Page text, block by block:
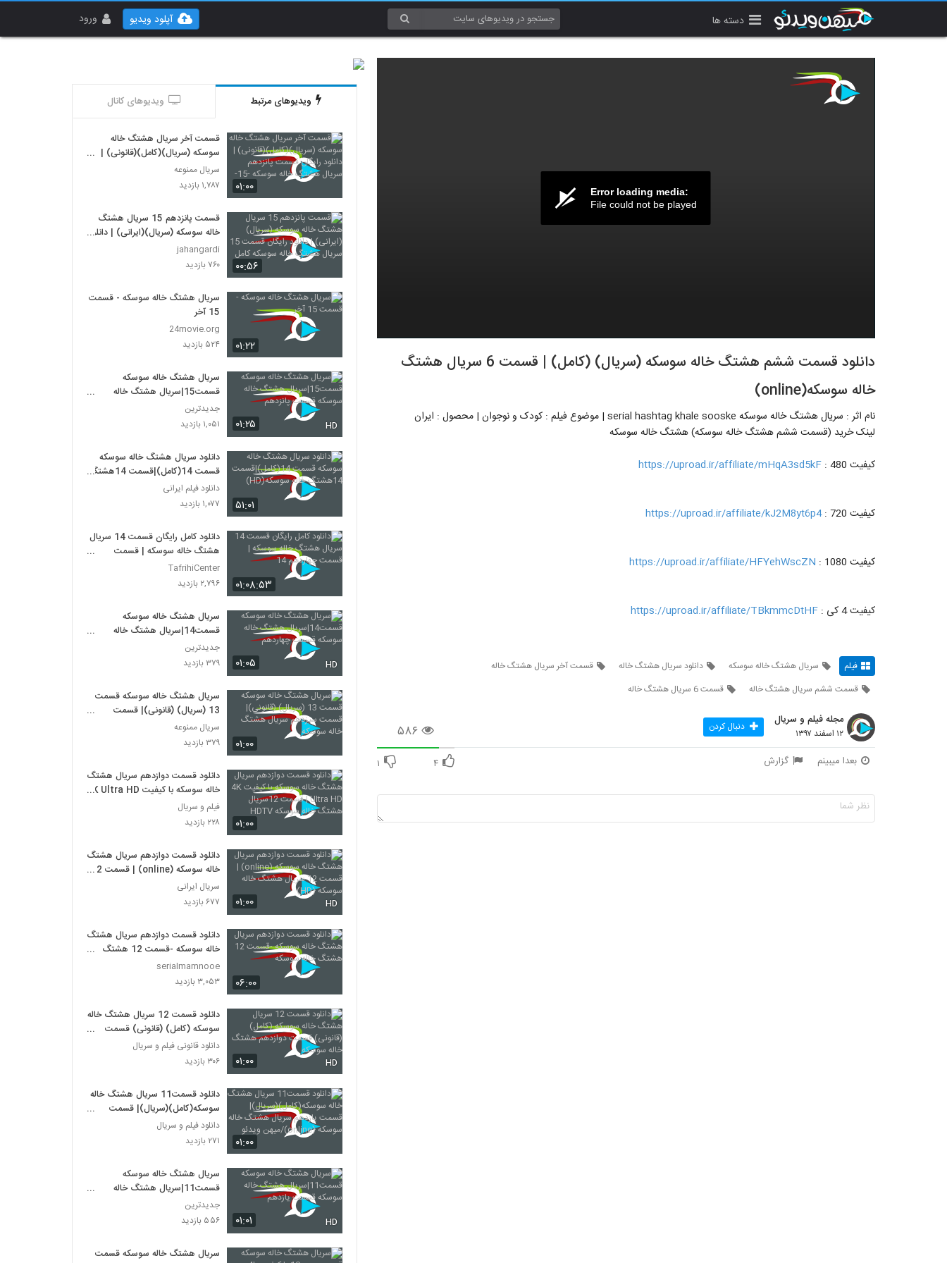
دسته ها ورود آپلود ویدیو
Error loading media:
File could not be played
دانلود قسمت ششم هشتگ خاله سوسکه (سریال) (کامل) | قسمت 6 سریال هشتگ
خاله سوسکه(online)
نام اثر : سریال هشتگ خاله سوسکه serial hashtag khale sooske | موضوع فیلم : کودک و نوجوان | محصول : ایران
لینک خرید (قسمت ششم هشتگ خاله سوسکه) هشتگ خاله سوسکه
کیفیت 480 :
https://uproad.ir/affiliate/mHqA3sd5kF
کیفیت 720 : https://uproad.ir/affiliate/kJ2M8yt6p4
کیفیت 1080 : https://uproad.ir/affiliate/HFYehWscZN
کیفیت 4 کی : https://uproad.ir/affiliate/TBkmmcDtHF
فیلم سریال هشتگ خاله سوسکه دانلود سریال هشتگ خاله
قسمت آخر سریال هشتگ خاله
قسمت ششم سریال هشتگ خاله
قسمت 6 سریال هشتگ خاله
۵۸۶
مجله فیلم و سریال
۱۲ اسفند ۱۳۹۷ دنبال کردن
بعدا میبینم گزارش ۴ ۱
ویدیوهای مرتبط ویدیوهای کانال
۰۱:۰۰
قسمت آخر سریال هشتگ خاله
سوسکه (سریال)(کامل)(قانونی) |
دانلود رایگان قسمت پانزدهم سریال
هشتگ خاله سوسکه -15-
سریال ممنوعه
۱,۷۸۷ بازدید
۰۰:۵۶
قسمت پانزدهم 15 سریال هشتگ
خاله سوسکه (سریال)(ایرانی) | دانلود
خاله سوسکه کامل
jahangardi
۷۶۰ بازدید
۰۱:۲۲
سریال هشتگ خاله سوسکه - قسمت
15 آخر
24movie.org
۵۲۴ بازدید
۰۱:۲۵ HD
سریال هشتگ خاله سوسکه
قسمت15|سریال هشتگ خاله
سوسکه قسمت پانزدهم
جدیدترین
۱,۰۵۱ بازدید
۵۱:۰۱
دانلود سریال هشتگ خاله سوسکه
قسمت 14(کامل)|قسمت 14هشتگ
خاله سوسکه(HD)
دانلود فیلم ایرانی
۱,۰۷۷ بازدید
۰۱:۰۸:۵۳
دانلود کامل رایگان قسمت 14 سریال
هشتگ خاله سوسکه | قسمت
چهاردهم 14
TafrihiCenter
۲,۷۹۶ بازدید
۰۱:۰۵ HD
سریال هشتگ خاله سوسکه
قسمت14|سریال هشتگ خاله
سوسکه قسمت چهاردهم
جدیدترین
۳۷۹ بازدید
۰۱:۰۰
سریال هشتگ خاله سوسکه قسمت
13 (سریال) (قانونی)| قسمت
سیزدهم سریال هشتگ خاله سوسکه
سریال ممنوعه
۳۷۹ بازدید
۰۱:۰۰
دانلود قسمت دوازدهم سریال هشتگ
خاله سوسکه با کیفیت 4K Ultra HD
سوسکه HDTV
فیلم و سریال
۲۲۸ بازدید
۰۱:۰۰ HD
دانلود قسمت دوازدهم سریال هشتگ
خاله سوسکه (online) | قسمت 12
سریال هشتگ خاله سوسکه (HD)
سریال ایرانی
۶۷۷ بازدید
۰۶:۰۰
دانلود قسمت دوازدهم سریال هشتگ
خاله سوسکه -قسمت 12 هشتگ
خاله سوسکه
serialmamnooe
۳,۰۵۳ بازدید
۰۱:۰۰ HD
دانلود قسمت 12 سریال هشتگ خاله
سوسکه (کامل) (قانونی) قسمت
دوازدهم هشتگ خاله سوسکه
دانلود قانونی فیلم و سریال
۳۰۶ بازدید
۰۱:۰۰
دانلود قسمت11 سریال هشتگ خاله
سوسکه(کامل)(سریال)| قسمت
یازدهم سریال هشتگ خاله سوسکه
(online)/میهن ویدئو
دانلود فیلم و سریال
۲۷۱ بازدید
۰۱:۰۱ HD
سریال هشتگ خاله سوسکه
قسمت11|سریال هشتگ خاله
سوسکه قسمت یازدهم
جدیدترین
۵۵۶ بازدید
سریال هشتگ خاله سوسکه قسمت